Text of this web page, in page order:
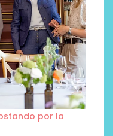
por la